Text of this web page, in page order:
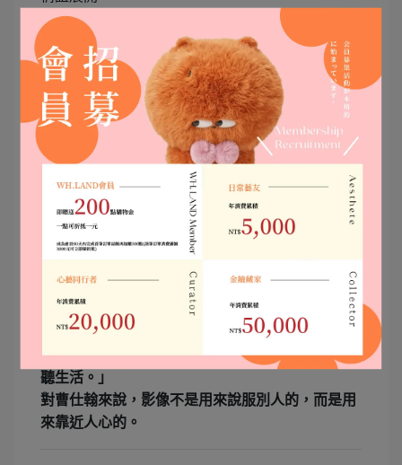
圖(春之夢劇照)/高雄市電影館
雖然只是22分鐘的短片，但赤裸寫實的描述老兵情
誼值得大家去欣賞!!
「觀眾認為曹仕翰只是在導一場電影，其實是在傾
聽生活。」
對曹仕翰來說，影像不是用來說服別人的，而是用
來靠近人心的。